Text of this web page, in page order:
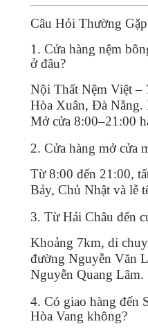
Câu Hỏi Thường Gặp
1. Cửa hàng nệm
ở đâu?
Nội Thất Nệm Việt –
Hòa Xuân, Đà
Mở cửa 8:00–21:00
2. Cửa hàng mở cửa
Từ 8:00 đến 21:00,
Bảy, Chủ Nhật và lễ
3. Từ Hải Châu đến
Khoảng 7km, di
đường Nguyễn Văn
Nguyễn Quang Lâm.
4. Có giao hàng đến
Hòa Vang không?